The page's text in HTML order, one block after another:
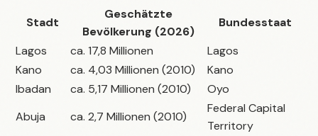
Stadt
Geschätzte
Bevölkerung (2026)
Bundesstaat
Lagos
ca. 17,8 Millionen
Lagos
Kano
ca. 4,03 Millionen (2010)
Kano
Ibadan
ca. 5,17 Millionen (2010)
Oyo
Abuja
ca. 2,7 Millionen (2010)
Federal Capital
Territory